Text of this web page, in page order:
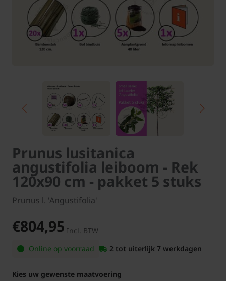
Prunus lusitanica
angustifolia leiboom - Rek
120x90 cm - pakket 5 stuks
Prunus l. 'Angustifolia'
€804,95 Incl. BTW
Online op voorraad
2 tot uiterlijk 7 werkdagen
Kies uw gewenste maatvoering